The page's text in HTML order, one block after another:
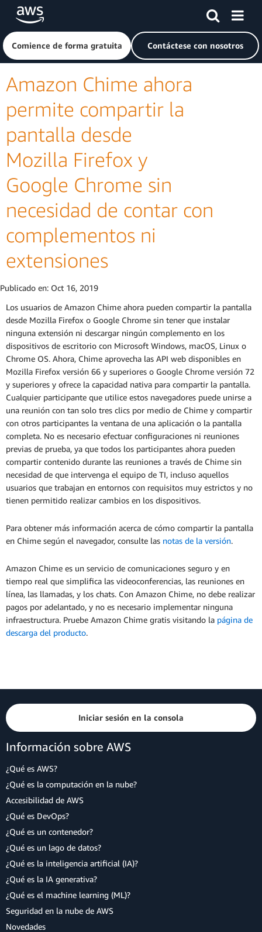
Saltar al contenido principal
Haga clic aquí para volver a la página de inicio de Amazon
Comience de forma gratuita Contáctese con nosotros
Amazon Chime ahora
permite compartir la
pantalla desde
Mozilla Firefox y
Google Chrome sin
necesidad de contar con
complementos ni
extensiones
Publicado en: Oct 16, 2019
Los usuarios de Amazon Chime ahora pueden compartir la pantalla
desde Mozilla Firefox o Google Chrome sin tener que instalar
ninguna extensión ni descargar ningún complemento en los
dispositivos de escritorio con Microsoft Windows, macOS, Linux o
Chrome OS. Ahora, Chime aprovecha las API web disponibles en
Mozilla Firefox versión 66 y superiores o Google Chrome versión 72
y superiores y ofrece la capacidad nativa para compartir la pantalla.
Cualquier participante que utilice estos navegadores puede unirse a
una reunión con tan solo tres clics por medio de Chime y compartir
con otros participantes la ventana de una aplicación o la pantalla
completa. No es necesario efectuar configuraciones ni reuniones
previas de prueba, ya que todos los participantes ahora pueden
compartir contenido durante las reuniones a través de Chime sin
necesidad de que intervenga el equipo de TI, incluso aquellos
usuarios que trabajan en entornos con requisitos muy estrictos y no
tienen permitido realizar cambios en los dispositivos.
Para obtener más información acerca de cómo compartir la pantalla
en Chime según el navegador, consulte las notas de la versión.
Amazon Chime es un servicio de comunicaciones seguro y en
tiempo real que simplifica las videoconferencias, las reuniones en
línea, las llamadas, y los chats. Con Amazon Chime, no debe realizar
pagos por adelantado, y no es necesario implementar ninguna
infraestructura. Pruebe Amazon Chime gratis visitando la página de
descarga del producto.
Iniciar sesión en la consola
Información sobre AWS
¿Qué es AWS?
¿Qué es la computación en la nube?
Accesibilidad de AWS
¿Qué es DevOps?
¿Qué es un contenedor?
¿Qué es un lago de datos?
¿Qué es la inteligencia artificial (IA)?
¿Qué es la IA generativa?
¿Qué es el machine learning (ML)?
Seguridad en la nube de AWS
Novedades